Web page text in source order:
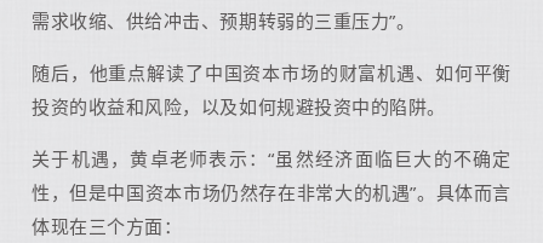
需求收缩、供给冲击、预期转弱的三重压力”。
随后，他重点解读了中国资本市场的财富机遇、如何平衡
投资的收益和风险，以及如何规避投资中的陷阱。
关于机遇，黄卓老师表示：“虽然经济面临巨大的不确定
性，但是中国资本市场仍然存在非常大的机遇”。具体而言
体现在三个方面：